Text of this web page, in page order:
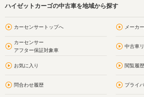
ハイゼットカーゴの中古車を地域から探す
カーセンサートップへ メーカ
カーセンサー
アフター保証対象車
中古車
お気に入り 閲覧履歴
問合わせ履歴 プライ